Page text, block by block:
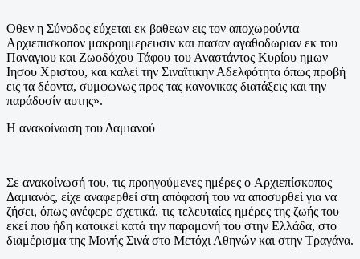
Οθεν η Σύνοδος εύχεται εκ βαθεων εις τον αποχωρούντα
Αρχιεπισκοπον μακροημερευσιν και πασαν αγαθοδωριαν εκ του
Παναγιου και Ζωοδόχου Τάφου του Αναστάντος Κυρίου ημων
Ιησου Χριστου, και καλεί την Σιναϊτικην Αδελφότητα όπως προβή
εις τα δέοντα, συμφωνως προς τας κανονικας διατάξεις και την
παράδοσίν αυτης».
Η ανακοίνωση του Δαμιανού
Σε ανακοίνωσή του, τις προηγούμενες ημέρες ο Αρχιεπίσκοπος
Δαμιανός, είχε αναφερθεί στη απόφασή του να αποσυρθεί για να
ζήσει, όπως ανέφερε σχετικά, τις τελευταίες ημέρες της ζωής του
εκεί που ήδη κατοικεί κατά την παραμονή του στην Ελλάδα, στο
διαμέρισμα της Μονής Σινά στο Μετόχι Αθηνών και στην Τραγάνα.